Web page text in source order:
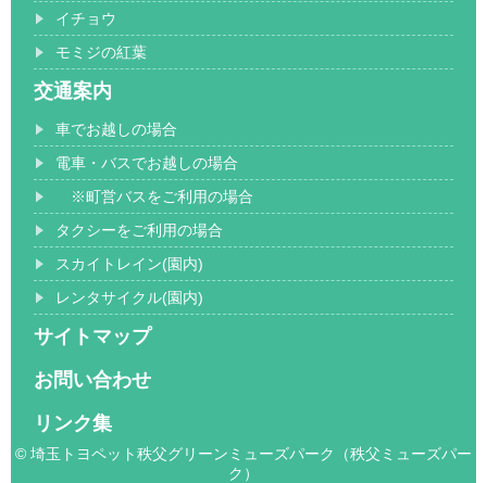
イチョウ
モミジの紅葉
交通案内
車でお越しの場合
電車・バスでお越しの場合
※町営バスをご利用の場合
タクシーをご利用の場合
スカイトレイン(園内)
レンタサイクル(園内)
サイトマップ
お問い合わせ
リンク集
© 埼玉トヨペット秩父グリーンミューズパーク（秩父ミューズパー
ク）